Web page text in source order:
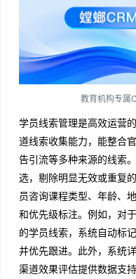
教育机构专属
学员线索管理是高效运营
道线索收集能力，能整合
告引流等多种来源的线索
选，剔除明显无效或重复
员咨询课程类型、年龄、
和优先级标注。例如，对
的学员线索，系统自动标
并优先跟进。此外，系统
渠道效果评估提供数据支持